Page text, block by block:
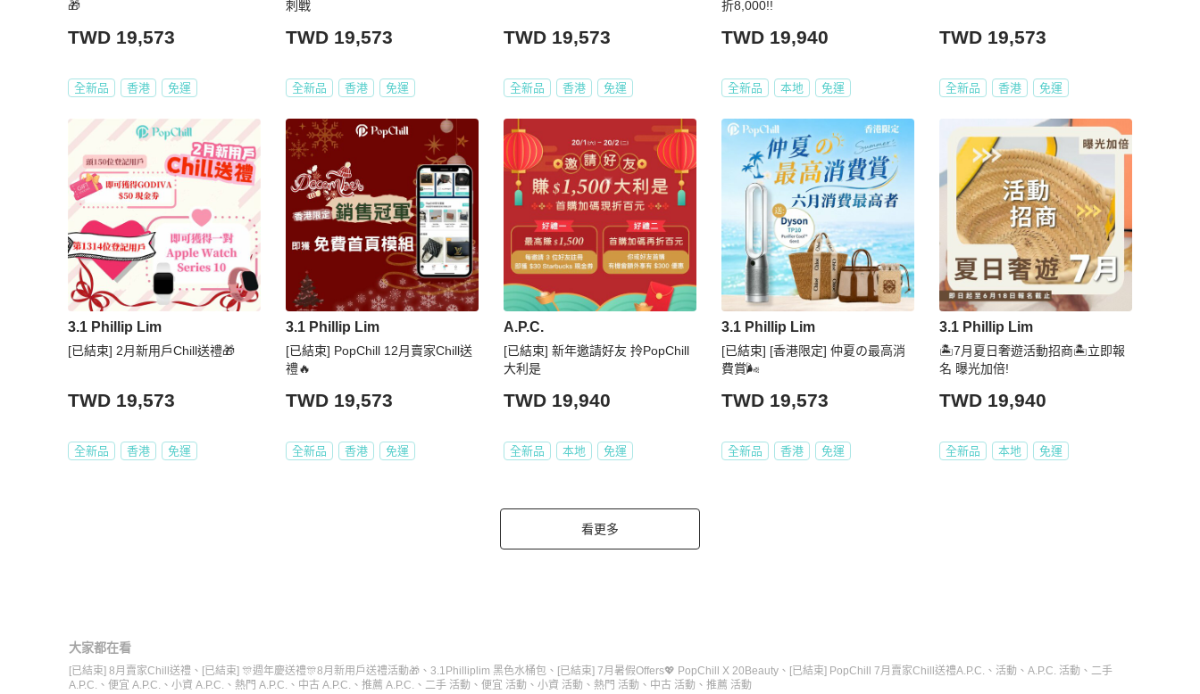
🎁
TWD 19,573
全新品 香港 免運
刺戰
TWD 19,573
全新品 香港 免運
TWD 19,573
全新品 香港 免運
折8,000!!
TWD 19,940
全新品 本地 免運
TWD 19,573
全新品 香港 免運
3.1 Phillip Lim
[已結束] 2月新用戶Chill送禮🎁
TWD 19,573
全新品 香港 免運
3.1 Phillip Lim
[已結束] PopChill 12月賣家Chill送
禮🔥
TWD 19,573
全新品 香港 免運
A.P.C.
[已結束] 新年邀請好友 拎PopChill
大利是
TWD 19,940
全新品 本地 免運
3.1 Phillip Lim
[已結束] [香港限定] 仲夏の最高消
費賞🌬️
TWD 19,573
全新品 香港 免運
3.1 Phillip Lim
🏝️7月夏日奢遊活動招商🏝️立即報
名 曝光加倍!
TWD 19,940
全新品 本地 免運
看更多
大家都在看
[已結束] 8月賣家Chill送禮 、 [已結束] 🎊週年慶送禮🎊8月新用戶送禮活動🎁 、 3.1Philliplim 黑色水桶包 、 [已結束] 7月暑假Offers💖 PopChill X 20Beauty 、 [已結束] PopChill 7月賣家Chill送禮A.P.C. 、 活動 、 A.P.C. 活動 、 二手
A.P.C. 、 便宜 A.P.C. 、 小資 A.P.C. 、 熱門 A.P.C. 、 中古 A.P.C. 、 推薦 A.P.C. 、 二手 活動 、 便宜 活動 、 小資 活動 、 熱門 活動 、 中古 活動 、 推薦 活動